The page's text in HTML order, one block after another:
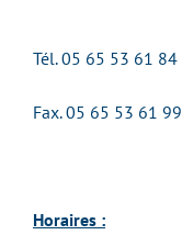
Tél. 05 65 53 61 84
Fax. 05 65 53 61 99
Horaires :